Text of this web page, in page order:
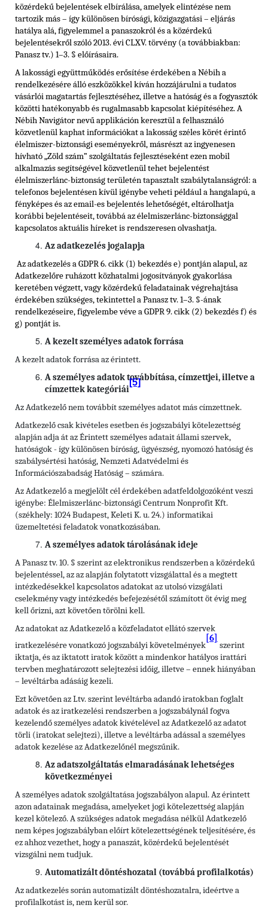
közérdekű bejelentések elbírálása, amelyek elintézése nem
tartozik más – így különösen bírósági, közigazgatási – eljárás
hatálya alá, figyelemmel a panaszokról és a közérdekű
bejelentésekről szóló 2013. évi CLXV. törvény (a továbbiakban:
Panasz tv.) 1–3. § előírásaira.
A lakossági együttműködés erősítése érdekében a Nébih a
rendelkezésére álló eszközökkel kíván hozzájárulni a tudatos
vásárlói magatartás fejlesztéséhez, illetve a hatóság és a fogyasztók
közötti hatékonyabb és rugalmasabb kapcsolat kiépítéséhez. A
Nébih Navigátor nevű applikáción keresztül a felhasználó
közvetlenül kaphat információkat a lakosság széles körét érintő
élelmiszer-biztonsági eseményekről, másrészt az ingyenesen
hívható „Zöld szám” szolgáltatás fejlesztéseként ezen mobil
alkalmazás segítségével közvetlenül tehet bejelentést
élelmiszerlánc-biztonság területén tapasztalt szabálytalanságról: a
telefonos bejelentésen kívül igénybe veheti például a hangalapú, a
fényképes és az email-es bejelentés lehetőségét, eltárolhatja
korábbi bejelentéseit, továbbá az élelmiszerlánc-biztonsággal
kapcsolatos aktuális híreket is rendszeresen olvashatja.
Az adatkezelés jogalapja
Az adatkezelés a GDPR 6. cikk (1) bekezdés e) pontján alapul, az
Adatkezelőre ruházott közhatalmi jogosítványok gyakorlása
keretében végzett, vagy közérdekű feladatainak végrehajtása
érdekében szükséges, tekintettel a Panasz tv. 1–3. §-ának
rendelkezéseire, figyelembe véve a GDPR 9. cikk (2) bekezdés f) és
g) pontját is.
A kezelt személyes adatok forrása
A kezelt adatok forrása az érintett.
A személyes adatok továbbítása, címzettjei, illetve a
címzettek kategóriái
[5]
Az Adatkezelő nem továbbít személyes adatot más címzettnek.
Adatkezelő csak kivételes esetben és jogszabályi kötelezettség
alapján adja át az Érintett személyes adatait állami szervek,
hatóságok - így különösen bíróság, ügyészség, nyomozó hatóság és
szabálysértési hatóság, Nemzeti Adatvédelmi és
Információszabadság Hatóság – számára.
Az Adatkezelő a megjelölt cél érdekében adatfeldolgozóként veszi
igénybe: Élelmiszerlánc-biztonsági Centrum Nonprofit Kft.
(székhely: 1024 Budapest, Keleti K. u. 24.) informatikai
üzemeltetési feladatok vonatkozásában.
A személyes adatok tárolásának ideje
A Panasz tv. 10. § szerint az elektronikus rendszerben a közérdekű
bejelentéssel, az az alapján folytatott vizsgálattal és a megtett
intézkedésekkel kapcsolatos adatokat az utolsó vizsgálati
cselekmény vagy intézkedés befejezésétől számított öt évig meg
kell őrizni, azt követően törölni kell.
Az adatokat az Adatkezelő a közfeladatot ellátó szervek
iratkezelésére vonatkozó jogszabályi követelmények
[6]
szerint
iktatja, és az iktatott iratok között a mindenkor hatályos irattári
tervben meghatározott selejtezési időig, illetve – ennek hiányában
– levéltárba adásáig kezeli.
Ezt követően az Ltv. szerint levéltárba adandó iratokban foglalt
adatok és az iratkezelési rendszerben a jogszabálynál fogva
kezelendő személyes adatok kivételével az Adatkezelő az adatot
törli (iratokat selejtezi), illetve a levéltárba adással a személyes
adatok kezelése az Adatkezelőnél megszűnik.
Az adatszolgáltatás elmaradásának lehetséges
következményei
A személyes adatok szolgáltatása jogszabályon alapul. Az érintett
azon adatainak megadása, amelyeket jogi kötelezettség alapján
kezel kötelező. A szükséges adatok megadása nélkül Adatkezelő
nem képes jogszabályban előírt kötelezettségének teljesítésére, és
ez ahhoz vezethet, hogy a panaszát, közérdekű bejelentését
vizsgálni nem tudjuk.
Automatizált döntéshozatal (továbbá profilalkotás)
Az adatkezelés során automatizált döntéshozatalra, ideértve a
profilalkotást is, nem kerül sor.